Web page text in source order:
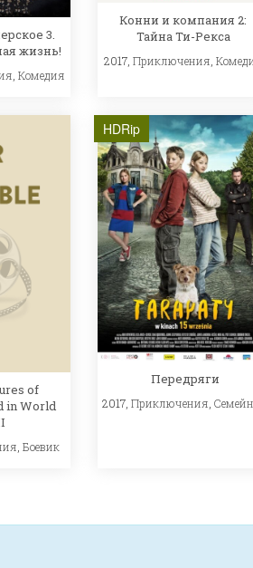
3.
жизнь!
Комедия
Конни и компания 2:
Тайна Ти-Рекса
2017, Приключения
of
in World
Боевик
HDRip
Передряги
2017, Приключения